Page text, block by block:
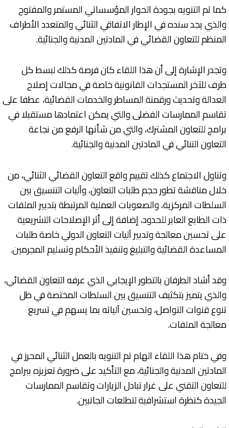
كما تم التنويه بجودة الحوار المؤسساتي المستمر والمفتوح
والذي يجد سنده في الإطار الاتفاقي الثنائي والمتعدد الأطراف
المنظم للتعاون القضائي في المادتين المدنية والجنائية.
وتجدر الإشارة إلى أن هذا اللقاء كان فرصة كذلك لبسط كل
طرف للآخر المستجدات القانونية خاصة في مجالات إصلاح
العدالة وتحديث ورقمنة المساطر والخدمات القضائية، عطفا على
تقاسم الممارسات الفضلى والتي يمكن اعتمادها مستقبلا في
برامج للتعاون المشترك، والتي من شأنها الرفع من نجاعة
التعاون التنائي في المادتين المدنية والجنائية.
وتناول الاجتماع كذلك تقييم واقع التعاون القضائي الثنائي، من
خلال مناقشة تطور حجم طلبات التعاون، وآليات التنسيق بين
السلطات المركزية، والصعوبات العملية المرتبطة بتدبير الملفات
ذات الطابع العابر للحدود، إضافة إلى أثر الإصلاحات التشريعية
على تحسين معالجة وتدبير آليات التعاون الدولي خاصة طلبات
المساعدة القضائية والتبليغ وتنفيذ الأحكام وتسليم المجرمين.
وقد أشاد الطرفان بالتطور الإيجابي الذي عرفه التعاون القضائي،
والذي يتميز بتكثيف التنسيق بين السلطات المختصة في ظل
تنوع قنوات التواصل، وتحسين آلياته بما يسهم في تسريع
معالجة الملفات.
وفي ختام هذا اللقاء الهام تم التنويه بالعمل الثنائي المحرز في
المادتين المدنية والجنائية، مع التأكيد على ضرورة تعزيزه ببرامج
للتعاون التقني على غرار تبادل الزيارات وتقاسم الممارسات
الجيدة كنظرة استشرافية لتطلعات الجانبين.